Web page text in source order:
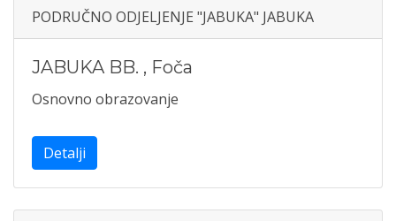
PODRUČNO ODJELJENJE "JABUKA" JABUKA
JABUKA BB. , Foča
Osnovno obrazovanje
Detalji